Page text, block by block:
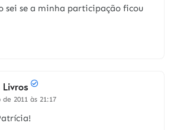
sei se a minha participação ficou
Livros
2011 às 21:17